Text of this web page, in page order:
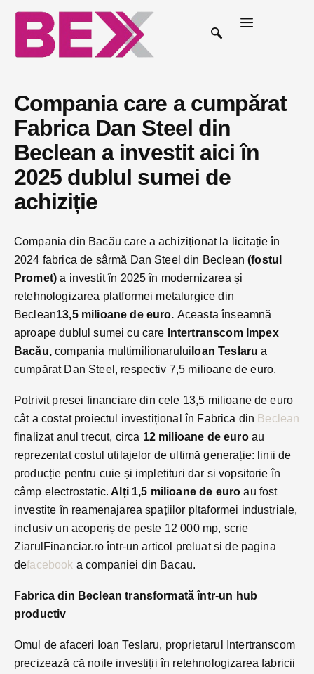
Compania care a cumpărat
Fabrica Dan Steel din
Beclean a investit aici în
2025 dublul sumei de
achiziție
Compania din Bacău care a achiziționat la licitație în
2024 fabrica de sârmă Dan Steel din Beclean(fostul
Promet) a investit în 2025 în modernizarea și
retehnologizarea platformei metalurgice din
Beclean13,5 milioane de euro. Aceasta înseamnă
aproape dublul sumei cu care Intertranscom Impex
Bacău,compania multimilionarului Ioan Teslaru a
cumpărat Dan Steel, respectiv 7,5 milioane de euro.
Potrivit presei financiare din cele 13,5 milioane de euro
cât a costat proiectul investițional în Fabrica din Beclean
finalizat anul trecut, circa 12 milioane de euro au
reprezentat costul utilajelor de ultimă generație: linii de
producție pentru cuie și impletituri dar si vopsitorie în
câmp electrostatic. Alți 1,5 milioane de euroau fost
investite în reamenajarea spațiilor pltaformei industriale,
inclusiv un acoperiș de peste 12 000 mp, scrie
ZiarulFinanciar.ro într-un articol preluat si de pagina
defacebook a companiei din Bacau.
Fabrica din Beclean transformată într-un hub
productiv
Omul de afaceri Ioan Teslaru, proprietarul Intertranscom
precizează că noile investiții în retehnologizarea fabricii